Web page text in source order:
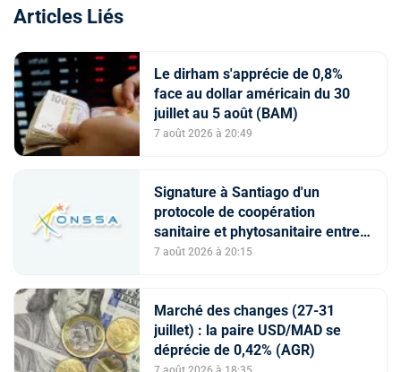
Articles Liés
Le dirham s'apprécie de 0,8%
face au dollar américain du 30
juillet au 5 août (BAM)
7 août 2026 à 20:49
Signature à Santiago d'un
protocole de coopération
sanitaire et phytosanitaire entre
l’ONSSA et le SAG
7 août 2026 à 20:15
Marché des changes (27-31
juillet) : la paire USD/MAD se
déprécie de 0,42% (AGR)